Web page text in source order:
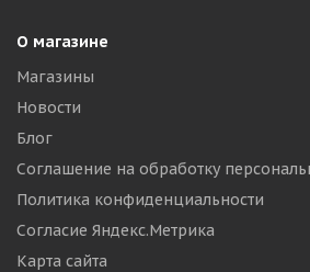
О магазине
Магазины
Новости
Блог
Соглашение на обработку
Политика конфиденциальности
Согласие Яндекс.Метрика
Карта сайта